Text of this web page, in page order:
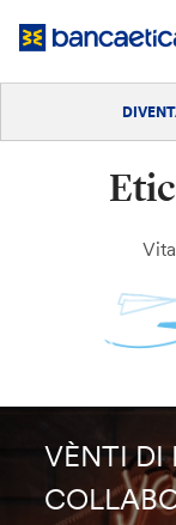
Diventa cliente
VÈNTI DI